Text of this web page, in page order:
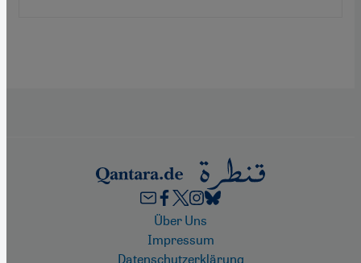
FooterÜber Uns
Impressum
Datenschutzerklärung